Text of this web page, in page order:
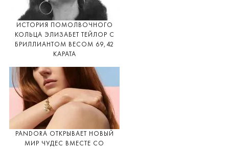
ИСТОРИЯ ПОМОЛВОЧНОГО
КОЛЬЦА ЭЛИЗАБЕТ ТЕЙЛОР С
БРИЛЛИАНТОМ ВЕСОМ 69,42
КАРАТА
PANDORA ОТКРЫВАЕТ НОВЫЙ
МИР ЧУДЕС ВМЕСТЕ СО